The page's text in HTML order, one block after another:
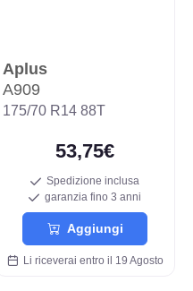
Aplus
A909
175/70 R14 88T
53,75€
Spedizione inclusa
garanzia fino 3 anni
Aggiungi
Li riceverai entro il 19 Agosto